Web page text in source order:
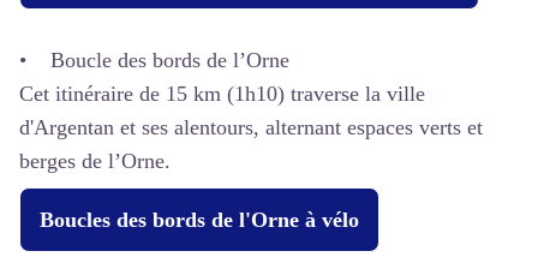
• Boucle des bords de l’Orne
Cet itinéraire de 15 km (1h10) traverse la ville
d'Argentan et ses alentours, alternant espaces verts et
berges de l’Orne.
Boucles des bords de l'Orne à vélo